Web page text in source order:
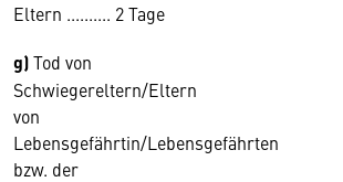
Eltern .......... 2 Tage
g)Tod von
Schwiegereltern/Eltern
von
Lebensgefährtin/Lebensgefährten
bzw. der